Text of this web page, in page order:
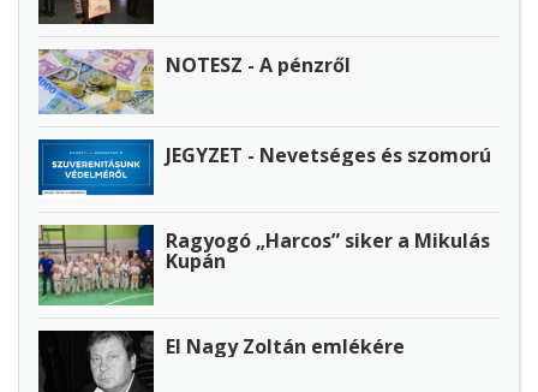
NOTESZ - A pénzről
JEGYZET - Nevetséges és szomorú
Ragyogó „Harcos” siker a Mikulás
Kupán
El Nagy Zoltán emlékére